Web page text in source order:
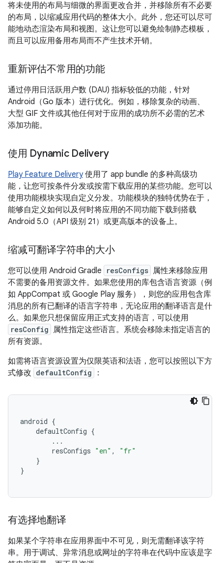
将未使用的布局与细微的界面更改合并，并移除所有不必要
的布局，以缩减应用代码的整体大小。此外，您还可以尽可
能地动态渲染布局和视图。这让您可以避免绘制静态模板，
而且可以应用备用布局而不产生技术开销。
重新评估不常用的功能
通过停用日活跃用户数 (DAU) 指标较低的功能，针对
Android（Go 版本）进行优化。例如，移除复杂的动画、
大型 GIF 文件或其他任何对于应用的成功所不必需的艺术
添加功能。
使用 Dynamic Delivery
Play Feature Delivery使用了 app bundle 的多种高级功
能，让您可按条件分发或按需下载应用的某些功能。您可以
使用功能模块实现自定义分发。功能模块的独特优势在于，
能够自定义如何以及何时将应用的不同功能下载到搭载
Android 5.0（API 级别 21）或更高版本的设备上。
缩减可翻译字符串的大小
您可以使用 Android Gradle resConfigs 属性来移除应用
不需要的备用资源文件。如果您使用的库包含语言资源（例
如 AppCompat 或 Google Play 服务），则您的应用包含库
消息的所有已翻译的语言字符串，无论应用的翻译语言是什
么。如果您只想保留应用正式支持的语言，可以使用
resConfig 属性指定这些语言。系统会移除未指定语言的
所有资源。
如需将语言资源设置为仅限英语和法语，您可以按照以下方
式修改 defaultConfig ：
android {
defaultConfig {
...
resConfigs "en" ,
"fr"
}
}
有选择地翻译
如果某个字符串在应用界面中不可见，则无需翻译该字符
串。用于调试、异常消息或网址的字符串在代码中应该是字